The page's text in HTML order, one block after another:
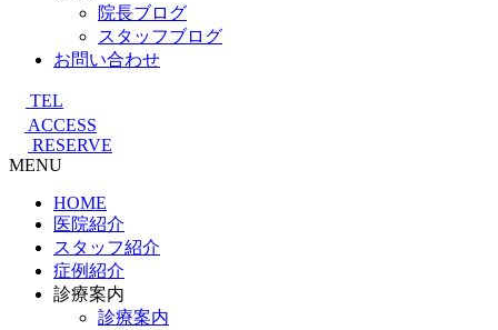
院長ブログ
スタッフブログ
お問い合わせ
TEL
ACCESS
RESERVE
MENU
HOME
医院紹介
スタッフ紹介
症例紹介
診療案内
診療案内